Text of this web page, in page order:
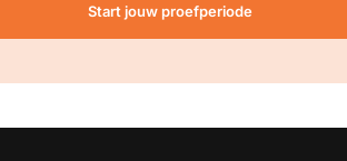
Start jouw proefperiode